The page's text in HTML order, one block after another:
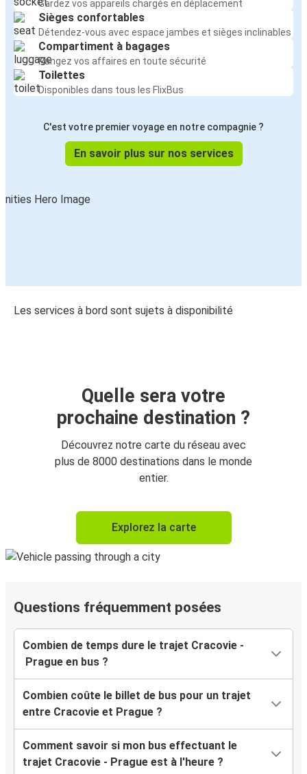
Gardez vos appareils chargés en déplacement
Sièges confortables
Détendez-vous avec espace jambes et sièges inclinables
Compartiment à bagages
Rangez vos affaires en toute sécurité
Toilettes
Disponibles dans tous les FlixBus
C'est votre premier voyage en notre compagnie ?
En savoir plus sur nos services
Les services à bord sont sujets à disponibilité
Quelle sera votre
prochaine destination ?
Découvrez notre carte du réseau avec
plus de 8000 destinations dans le monde
entier.
Explorez la carte
Questions fréquemment posées
Combien de temps dure le trajet Cracovie -
Prague en bus ?
Combien coûte le billet de bus pour un trajet
entre Cracovie et Prague ?
Comment savoir si mon bus effectuant le
trajet Cracovie - Prague est à l'heure ?